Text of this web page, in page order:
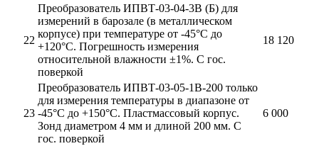
22
Преобразователь ИПВТ-03-04-3В (Б) для
измерений в барозале (в металлическом
корпусе) при температуре от -45°С до
+120°С. Погрешность измерения
относительной влажности ±1%. С гос.
поверкой
18 120
23
Преобразователь ИПВТ-03-05-1В-200 только
для измерения температуры в диапазоне от
-45°С до +150°С. Пластмассовый корпус.
Зонд диаметром 4 мм и длиной 200 мм. С
гос. поверкой
6 000